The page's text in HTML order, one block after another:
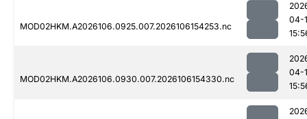
MOD02HKM.A2026106.0925.007.2026106154253.nc
04-
MOD02HKM.A2026106.0930.007.2026106154330.nc
04-